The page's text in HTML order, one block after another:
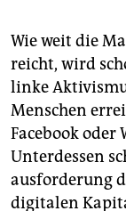
Wie weit die
reicht, wird
linke
Menschen
Facebook
Unterdessen
ausforderung
digitalen